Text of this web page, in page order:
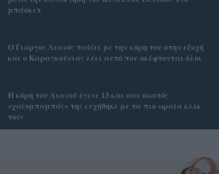
μπάσκετ
Ο Γιώργος Λιανός παίζει με την κόρη του στην εξοχή
και ο Καραγκούνιας λέει αυτό που σκέφτονται όλοι
Η κόρη του Λιανού έγινε 13 και σαν σωστός
«χαζομπαμπάς» της ευχήθηκε με τα πιο ωραία κλικ
τους